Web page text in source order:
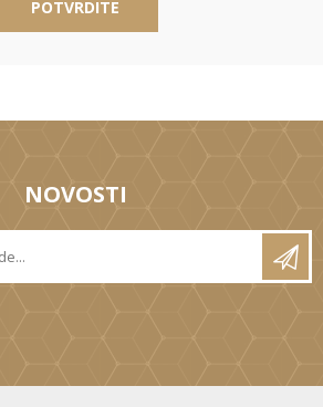
POTVRDITE
NOVOSTI